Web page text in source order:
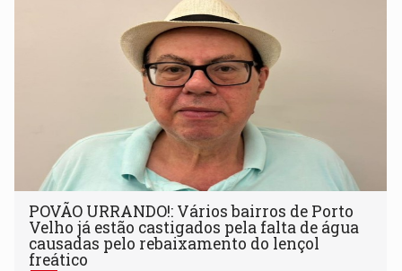
eleição de 2026; e muito mais
POVÃO URRANDO!: Vários bairros de Porto
Velho já estão castigados pela falta de água
causadas pelo rebaixamento do lençol
freático